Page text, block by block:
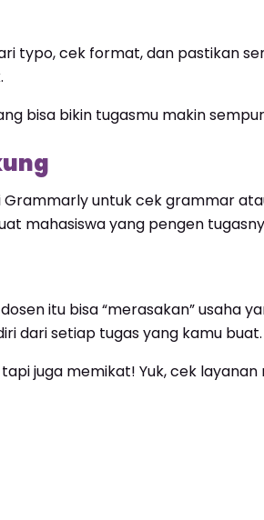
typo, cek format, dan pastikan
bisa bikin tugasmu makin
untuk cek grammar
mahasiswa yang pengen
itu bisa “merasakan” usaha
dari setiap tugas yang kamu buat.
juga memikat! Yuk, cek